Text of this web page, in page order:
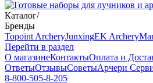
Каталог/
Бренды
Topoint ArcheryJunxingEK Archery
Перейти в раздел
О магазинеКонтактыОплата и
ОтветыОтзывыСоветыАрчери
8-800-505-8-205